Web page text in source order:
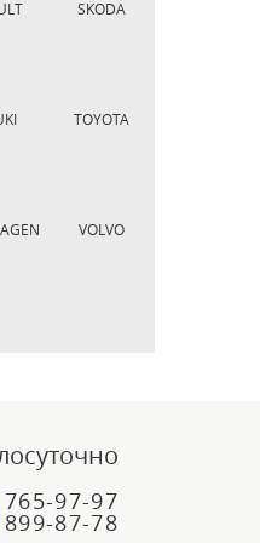
SKODA
TOYOTA
VOLVO
765-97-97
899-87-78